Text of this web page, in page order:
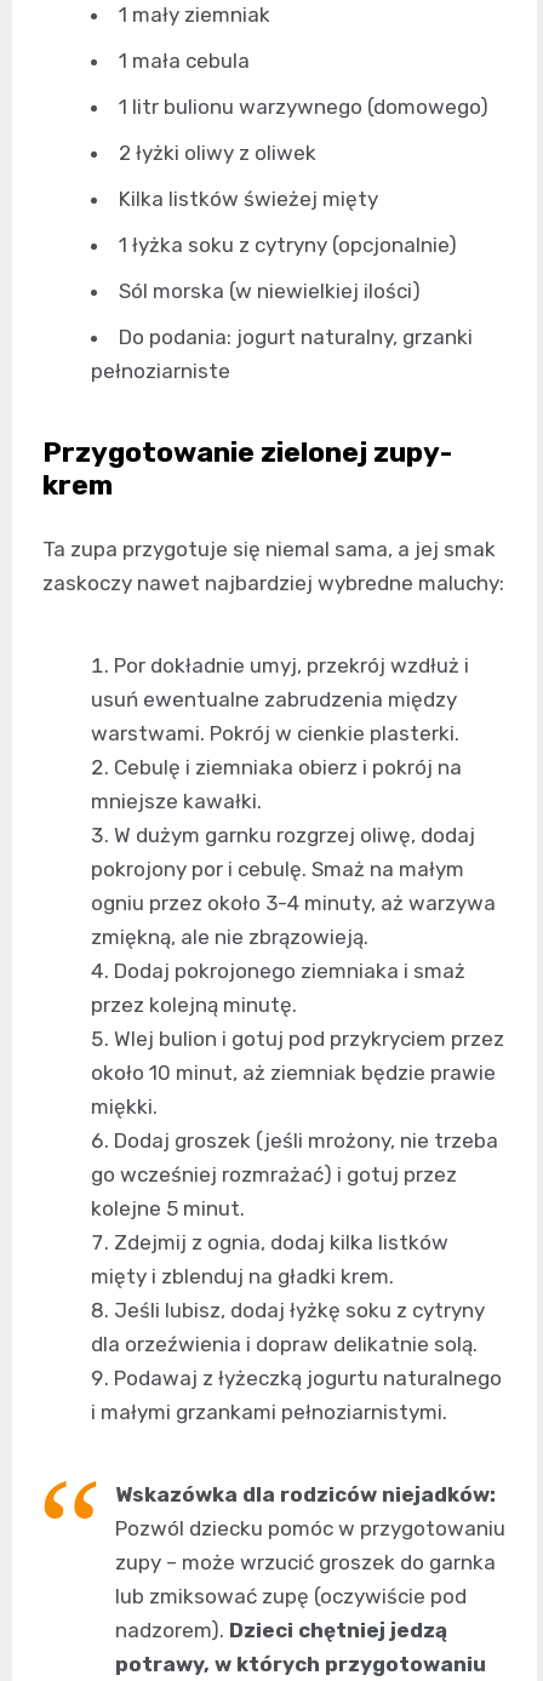
1 mały ziemniak
1 mała cebula
1 litr bulionu warzywnego (domowego)
2 łyżki oliwy z oliwek
Kilka listków świeżej mięty
1 łyżka soku z cytryny (opcjonalnie)
Sól morska (w niewielkiej ilości)
Do podania: jogurt naturalny, grzanki
pełnoziarniste
Przygotowanie zielonej zupy-
krem
Ta zupa przygotuje się niemal sama, a jej smak
zaskoczy nawet najbardziej wybredne maluchy:
Por dokładnie umyj, przekrój wzdłuż i
usuń ewentualne zabrudzenia między
warstwami. Pokrój w cienkie plasterki.
Cebulę i ziemniaka obierz i pokrój na
mniejsze kawałki.
W dużym garnku rozgrzej oliwę, dodaj
pokrojony por i cebulę. Smaż na małym
ogniu przez około 3-4 minuty, aż warzywa
zmiękną, ale nie zbrązowieją.
Dodaj pokrojonego ziemniaka i smaż
przez kolejną minutę.
Wlej bulion i gotuj pod przykryciem przez
około 10 minut, aż ziemniak będzie prawie
miękki.
Dodaj groszek (jeśli mrożony, nie trzeba
go wcześniej rozmrażać) i gotuj przez
kolejne 5 minut.
Zdejmij z ognia, dodaj kilka listków
mięty i zblenduj na gładki krem.
Jeśli lubisz, dodaj łyżkę soku z cytryny
dla orzeźwienia i dopraw delikatnie solą.
Podawaj z łyżeczką jogurtu naturalnego
i małymi grzankami pełnoziarnistymi.
Wskazówka dla rodziców niejadków:
Pozwól dziecku pomóc w przygotowaniu
zupy – może wrzucić groszek do garnka
lub zmiksować zupę (oczywiście pod
nadzorem). Dzieci chętniej jedzą
potrawy, w których przygotowaniu